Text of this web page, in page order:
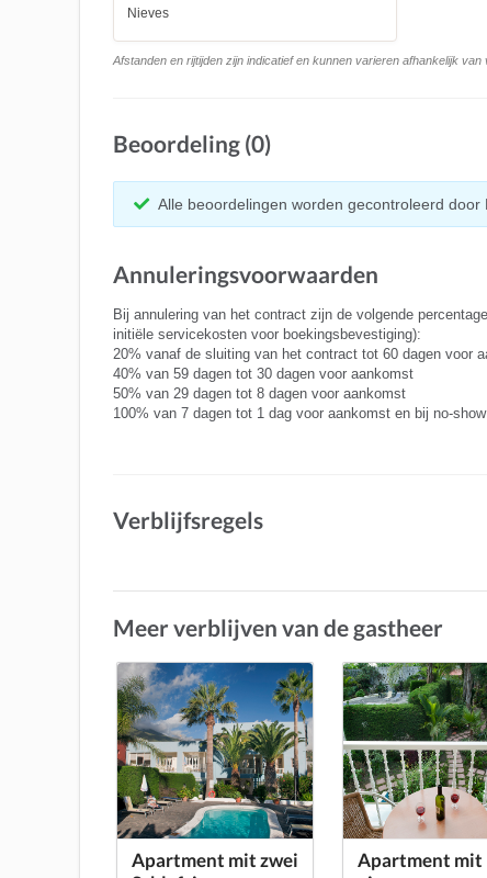
Nieves
Afstanden en rijtijden zijn indicatief en kunnen varieren afhankelijk van
Beoordeling (0)
Alle beoordelingen worden gecontroleerd door
Annuleringsvoorwaarden
Bij annulering van het contract zijn de volgende
initiële servicekosten voor boekingsbevestiging):
20% vanaf de sluiting van het contract tot 60 dagen voor
40% van 59 dagen tot 30 dagen voor aankomst
50% van 29 dagen tot 8 dagen voor aankomst
100% van 7 dagen tot 1 dag voor aankomst en bij no-show
Verblijfsregels
Meer verblijven van de gastheer
Apartment mit zwei
Apartment mit